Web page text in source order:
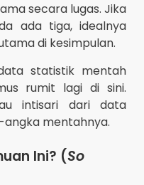
secara lugas. Jika
ada tiga, idealnya
di kesimpulan.
statistik mentah
rumit lagi di sini.
intisari dari data
mentahnya.
Ini? (So